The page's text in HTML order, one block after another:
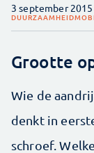
3 september 2015
DUURZAAMHEID
Grootte
Wie de
denkt in
schroef.